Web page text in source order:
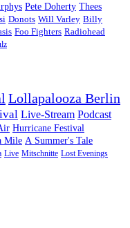
Pete Doherty Thees
Donots Will Varley Billy
Foo Fighters Radiohead
Lollapalooza Berlin
Live-Stream Podcast
Hurricane Festival
Mile A Summer's Tale
Live Mitschnitte Lost Evenings